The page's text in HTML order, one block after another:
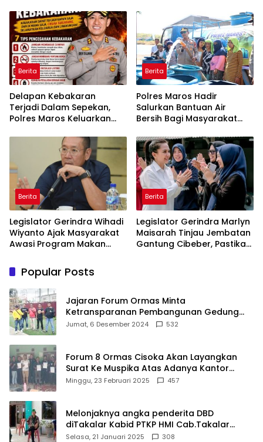
Belitung
Berita
Delapan Kebakaran
Terjadi Dalam Sepekan,
Polres Maros Keluarkan
Masyarakat
Berita
Polres Maros Hadir
Salurkan Bantuan Air
Bersih Bagi Masyarakat
Di Maros
Berita
Legislator Gerindra Wihadi
Wiyanto Ajak Masyarakat
Awasi Program Makan
Sasaran
Berita
Legislator Gerindra Marlyn
Maisarah Tinjau Jembatan
Gantung Cibeber, Pastikan
Popular Posts
Jajaran Forum Ormas Minta
Ketransparanan Pembangunan Gedung
Damkar Di Kecamatan Cisoka
Jumat, 6 Desember 2024 532
Forum 8 Ormas Cisoka Akan Layangkan
Surat Ke Muspika Atas Adanya Kantor
Matel di Cisoka
Minggu, 23 Februari 2025 457
Melonjaknya angka penderita DBD
diTakalar Kabid PTKP HMI Cab.Takalar
angkat bicara
Selasa, 21 Januari 2025 308